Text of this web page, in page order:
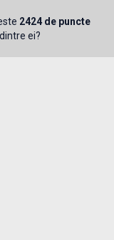
2424 de puncte
ei?